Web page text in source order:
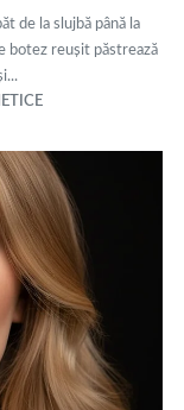
de la slujbă până la
botez reușit păstrează